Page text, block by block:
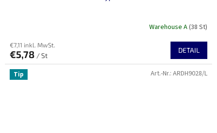
Warehouse A(38 St)
€7,11 inkl. MwSt.
€5,78 / St
DETAIL
Tip Art.-Nr.: ARDH9028/L